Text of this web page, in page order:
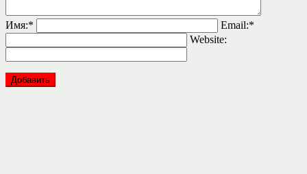
Имя:* Email:*
Website: